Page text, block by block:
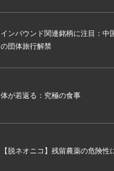
インバウンド関連銘柄に注目：中
の団体旅行解禁
体が若返る：究極の食事
【脱ネオニコ】残留農薬の危険性